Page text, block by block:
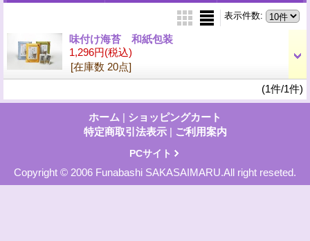
表示件数:
味付け海苔 和紙包装
1,296円(税込)
[在庫数 20点]
(1件/1件)
ホーム | ショッピングカート
特定商取引法表示 | ご利用案内
PCサイト
Copyright © 2006 Funabashi SAKASAIMARU.All right reseted.